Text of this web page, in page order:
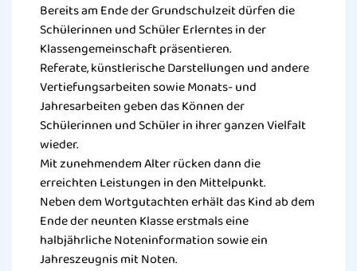
Bereits am Ende der Grundschulzeit dürfen die
Schülerinnen und Schüler Erlerntes in der
Klassengemeinschaft präsentieren.
Referate, künstlerische Darstellungen und andere
Vertiefungsarbeiten sowie Monats- und
Jahresarbeiten geben das Können der
Schülerinnen und Schüler in ihrer ganzen Vielfalt
wieder.
Mit zunehmendem Alter rücken dann die
erreichten Leistungen in den Mittelpunkt.
Neben dem Wortgutachten erhält das Kind ab dem
Ende der neunten Klasse erstmals eine
halbjährliche Noteninformation sowie ein
Jahreszeugnis mit Noten.